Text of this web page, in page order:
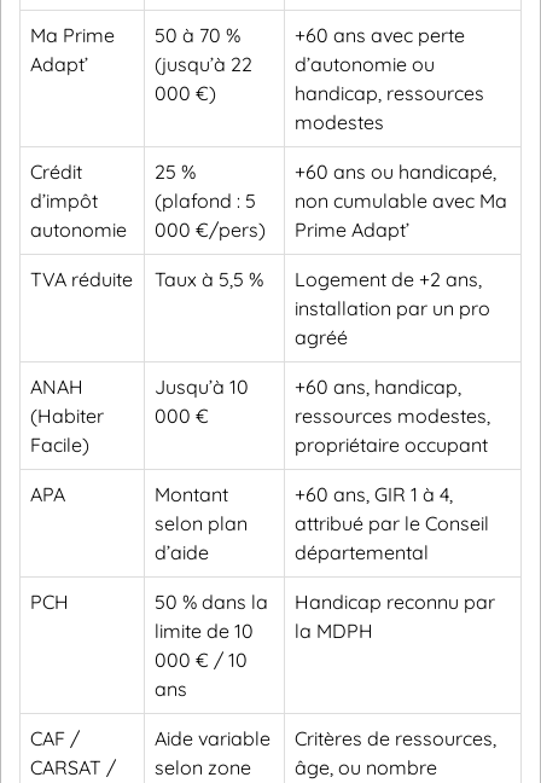
Ma Prime
Adapt’
50 à 70 %
(jusqu’à 22
000 €)
+60 ans avec perte
d’autonomie ou
handicap, ressources
modestes
Crédit
d’impôt
autonomie
25 %
(plafond : 5
000 €/pers)
+60 ans ou handicapé,
non cumulable avec Ma
Prime Adapt’
TVA réduite Taux à 5,5 %
Logement de +2 ans,
installation par un pro
agréé
ANAH
(Habiter
Facile)
Jusqu’à 10
000 €
+60 ans, handicap,
ressources modestes,
propriétaire occupant
APA
Montant
selon plan
d’aide
+60 ans, GIR 1 à 4,
attribué par le Conseil
départemental
PCH
50 % dans la
limite de 10
000 € / 10
ans
Handicap reconnu par
la MDPH
CAF /
CARSAT /
Aide variable
selon zone
Critères de ressources,
âge, ou nombre